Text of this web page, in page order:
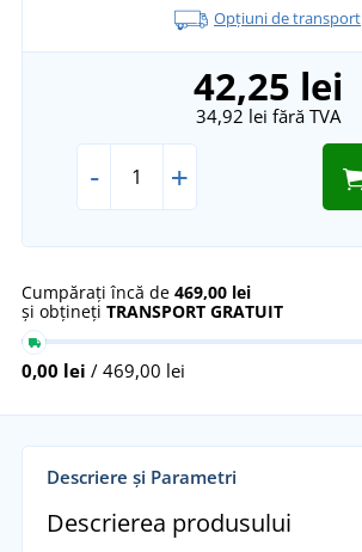
Opțiuni de transport
42,25 lei
34,92 lei fără TVA
- +
Cumpărați încă de 469,00 lei
și obțineți TRANSPORT GRATUIT
0,00 lei / 469,00 lei
Descriere și Parametri
Descrierea produsului